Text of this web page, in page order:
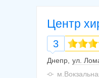
Центр
3
Днепр ул.